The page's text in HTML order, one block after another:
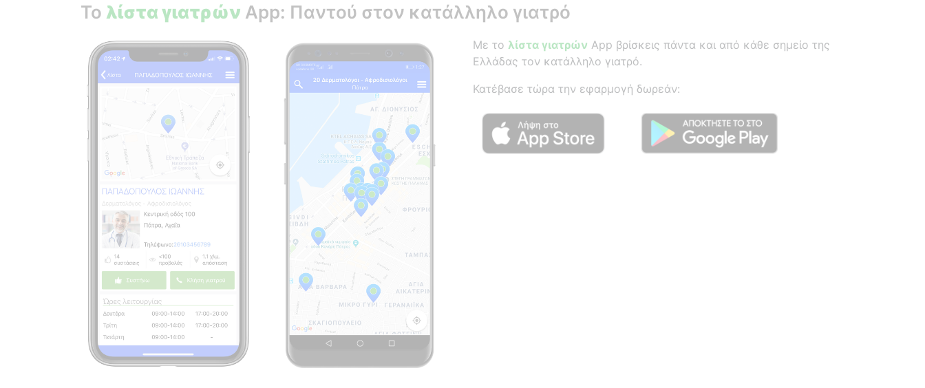
Το λίστα γιατρών App: Παντού στον κατάλληλο γιατρό
Με το λίστα γιατρών App βρίσκεις πάντα και από κάθε σημείο της
Ελλάδας τον κατάλληλο γιατρό.
Κατέβασε τώρα την εφαρμογή δωρεάν: